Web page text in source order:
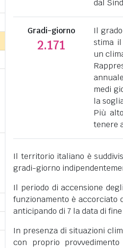
dal
Gradi-giorno
2.171
Il
stima
un
medi
la
Più
tenere
Il territorio italiano è
gradi-giorno
Il periodo di accensione
funzionamento è accorciato
anticipando di 7 la data di
In presenza di situazioni
con proprio